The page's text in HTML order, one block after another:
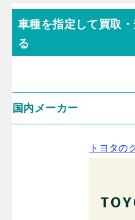
車種を指定して買取
る
国内メーカー
トヨタの